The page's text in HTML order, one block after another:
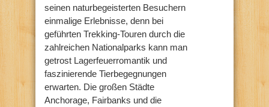
seinen naturbegeisterten Besuchern
einmalige Erlebnisse, denn bei
geführten Trekking-Touren durch die
zahlreichen Nationalparks kann man
getrost Lagerfeuerromantik und
faszinierende Tierbegegnungen
erwarten. Die großen Städte
Anchorage, Fairbanks und die